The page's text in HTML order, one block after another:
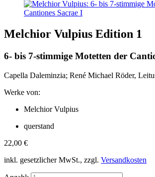
Melchior Vulpius Edition 1
6- bis 7-stimmige Motetten der
Capella Daleminzia; René Michael Röder,
Werke von:
Melchior Vulpius
querstand
22,00 €
inkl. gesetzlicher MwSt., zzgl. Versandkosten